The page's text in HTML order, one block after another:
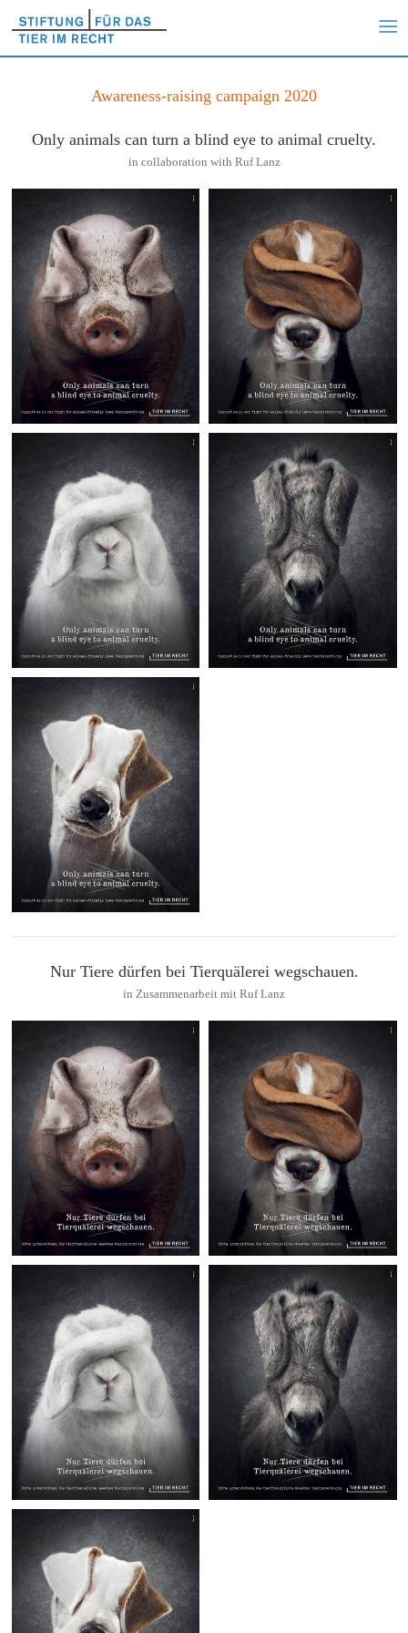
Awareness-raising campaign 2020
Only animals can turn a blind eye to animal cruelty.
in collaboration with Ruf Lanz
Nur Tiere dürfen bei Tierquälerei wegschauen.
in Zusammenarbeit mit Ruf Lanz